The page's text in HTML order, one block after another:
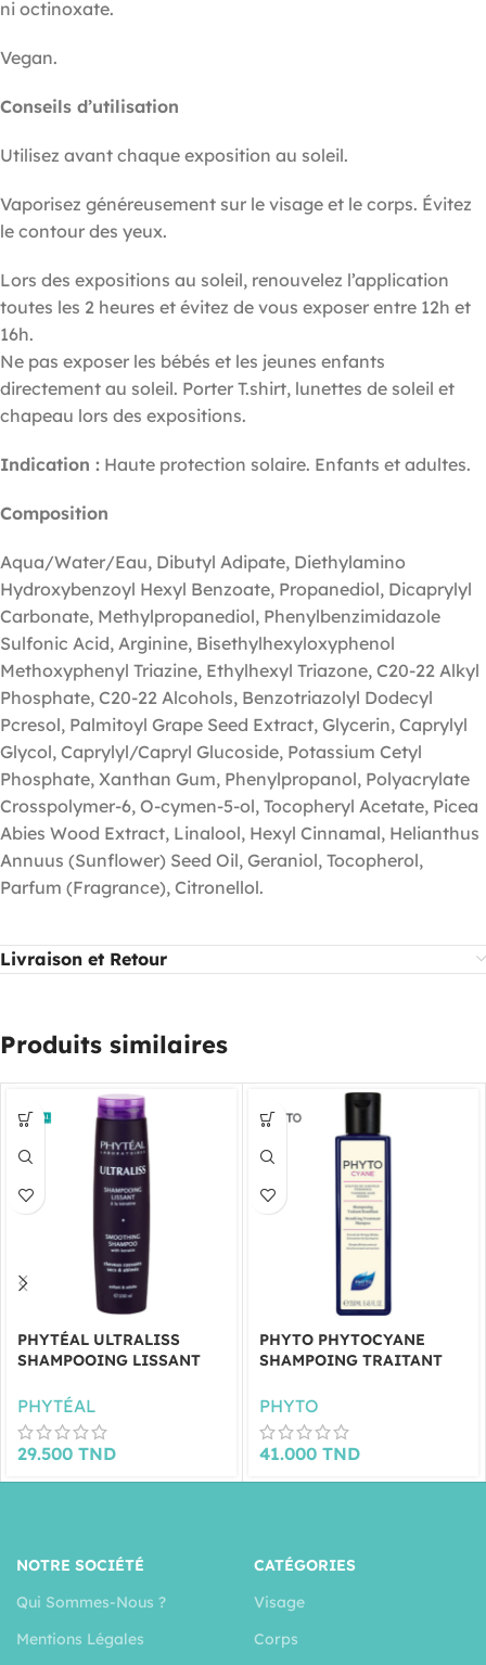
ni octinoxate.
Vegan.
Conseils d’utilisation
Utilisez avant chaque exposition au soleil.
Vaporisez généreusement sur le visage et le corps. Évitez
le contour des yeux.
Lors des expositions au soleil, renouvelez l’application
toutes les 2 heures et évitez de vous exposer entre 12h et
16h.
Ne pas exposer les bébés et les jeunes enfants
directement au soleil. Porter T.shirt, lunettes de soleil et
chapeau lors des expositions.
Indication : Haute protection solaire. Enfants et adultes.
Composition
Aqua/Water/Eau, Dibutyl Adipate, Diethylamino
Hydroxybenzoyl Hexyl Benzoate, Propanediol, Dicaprylyl
Carbonate, Methylpropanediol, Phenylbenzimidazole
Sulfonic Acid, Arginine, Bisethylhexyloxyphenol
Methoxyphenyl Triazine, Ethylhexyl Triazone, C20-22 Alkyl
Phosphate, C20-22 Alcohols, Benzotriazolyl Dodecyl
Pcresol, Palmitoyl Grape Seed Extract, Glycerin, Caprylyl
Glycol, Caprylyl/Capryl Glucoside, Potassium Cetyl
Phosphate, Xanthan Gum, Phenylpropanol, Polyacrylate
Crosspolymer-6, O-cymen-5-ol, Tocopheryl Acetate, Picea
Abies Wood Extract, Linalool, Hexyl Cinnamal, Helianthus
Annuus (Sunflower) Seed Oil, Geraniol, Tocopherol,
Parfum (Fragrance), Citronellol.
Livraison et Retour
Produits similaires
PHYTÉAL ULTRALISS
SHAMPOOING LISSANT
PHYTÉAL
29.500 TND
PHYTO PHYTOCYANE
SHAMPOING TRAITANT
PHYTO
41.000 TND
NOTRE SOCIÉTÉ
Qui Sommes-Nous ?
Mentions Légales
CATÉGORIES
Visage
Corps